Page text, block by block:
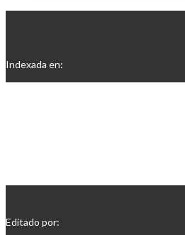
Indexada en:
Editado por: